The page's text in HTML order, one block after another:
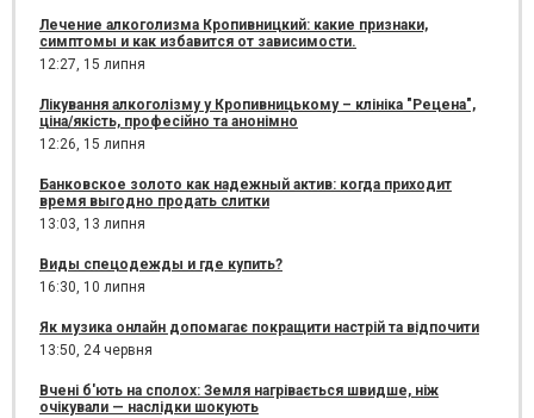
Лечение алкоголизма Кропивницкий: какие признаки,
симптомы и как избавится от зависимости.
12:27, 15 липня
Лікування алкоголізму у Кропивницькому – клініка "Рецена",
ціна/якість, професійно та анонімно
12:26, 15 липня
Банковское золото как надежный актив: когда приходит
время выгодно продать слитки
13:03, 13 липня
Виды спецодежды и где купить?
16:30, 10 липня
Як музика онлайн допомагає покращити настрій та відпочити
13:50, 24 червня
Вчені б'ють на сполох: Земля нагрівається швидше, ніж
очікували — наслідки шокують